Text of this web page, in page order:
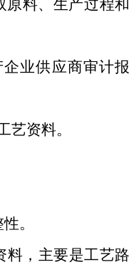
原料、生产过程和
企业供应商审计报
艺资料。
。
，主要是工艺路